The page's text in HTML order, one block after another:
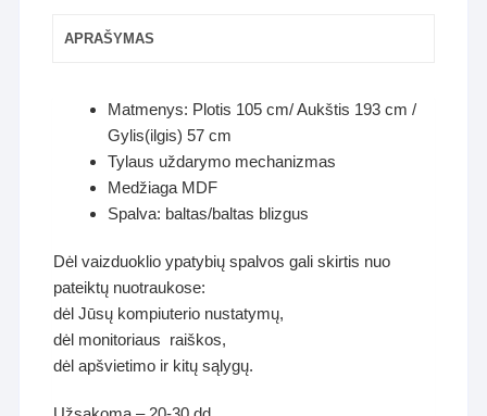
APRAŠYMAS
Matmenys: Plotis 105 cm/ Aukštis 193 cm /
Gylis(ilgis) 57 cm
Tylaus uždarymo mechanizmas
Medžiaga MDF
Spalva: baltas/baltas blizgus
Dėl vaizduoklio ypatybių spalvos gali skirtis nuo
pateiktų nuotraukose:
dėl Jūsų kompiuterio nustatymų,
dėl monitoriaus raiškos,
dėl apšvietimo ir kitų sąlygų.